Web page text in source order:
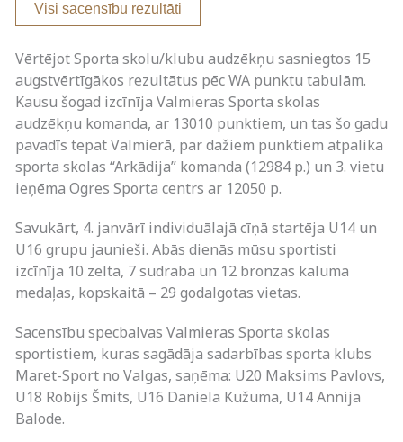
Visi sacensību rezultāti
Vērtējot Sporta skolu/klubu audzēkņu sasniegtos 15
augstvērtīgākos rezultātus pēc WA punktu tabulām.
Kausu šogad izcīnīja Valmieras Sporta skolas
audzēkņu komanda, ar 13010 punktiem, un tas šo gadu
pavadīs tepat Valmierā, par dažiem punktiem atpalika
sporta skolas “Arkādija” komanda (12984 p.) un 3. vietu
ieņēma Ogres Sporta centrs ar 12050 p.
Savukārt, 4. janvārī individuālajā cīņā startēja U14 un
U16 grupu jaunieši. Abās dienās mūsu sportisti
izcīnīja 10 zelta, 7 sudraba un 12 bronzas kaluma
medaļas, kopskaitā – 29 godalgotas vietas.
Sacensību specbalvas Valmieras Sporta skolas
sportistiem, kuras sagādāja sadarbības sporta klubs
Maret-Sport no Valgas, saņēma: U20 Maksims Pavlovs,
U18 Robijs Šmits, U16 Daniela Kužuma, U14 Annija
Balode.